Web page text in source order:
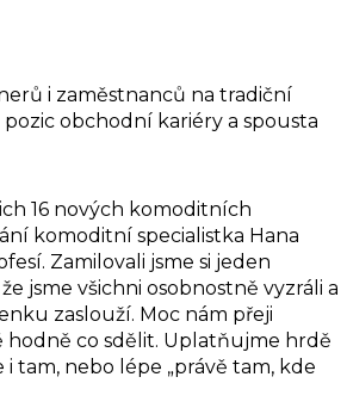
i zaměstnanců na tradiční
obchodní kariéry a spousta
16 nových komoditních
komoditní specialistka Hana
Zamilovali jsme si jeden
jsme všichni osobnostně vyzráli a
zaslouží. Moc nám přeji
co sdělit. Uplatňujme hrdě
tam, nebo lépe „právě tam, kde